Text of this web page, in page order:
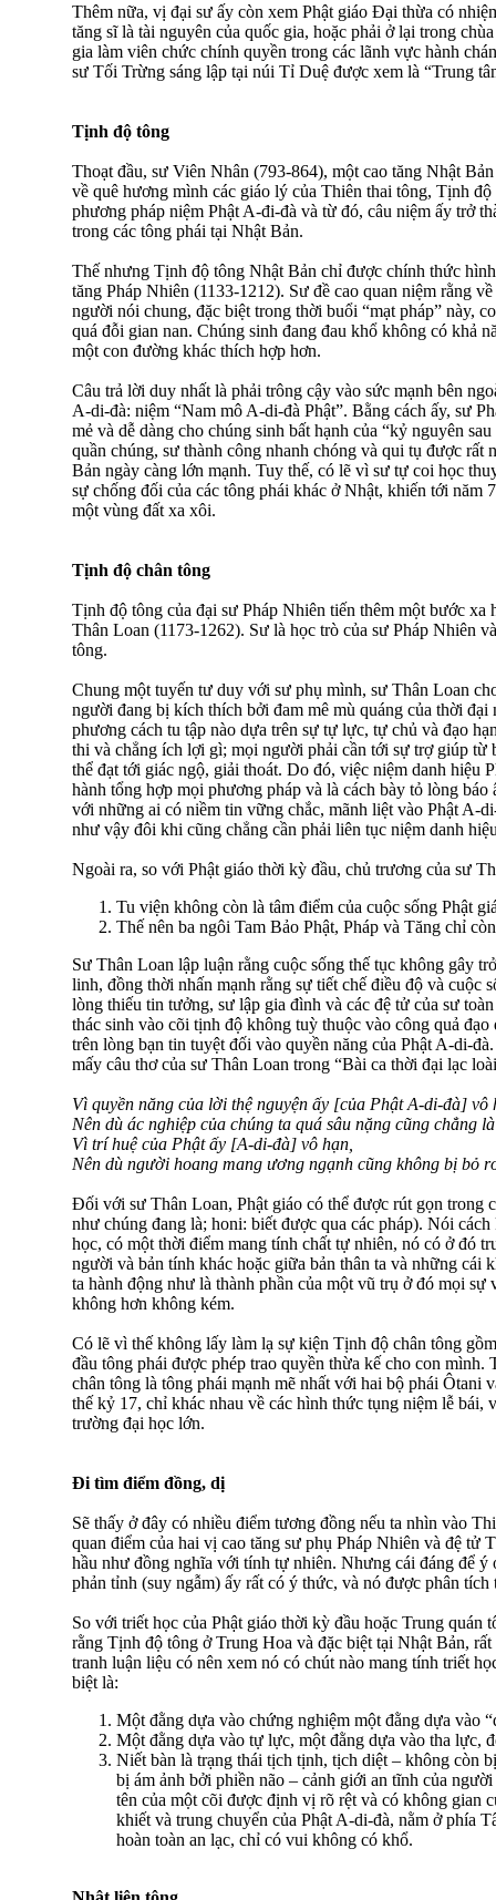
Thêm nữa, vị đại sư ấy còn xem Phật giáo Ðại thừa có
tăng sĩ là tài nguyên của quốc gia, hoặc phải ở lại trong
gia làm viên chức chính quyền trong các lãnh vực hành
sư Tối Trừng sáng lập tại núi Tỉ Duệ được xem là “Trung
Tịnh độ tông
Thoạt đầu, sư Viên Nhân (793-864), một cao tăng Nhật
về quê hương mình các giáo lý của Thiên thai tông, Tịnh
phương pháp niệm Phật A-đi-đà và từ đó, câu niệm ấy trở
trong các tông phái tại Nhật Bản.
Thế nhưng Tịnh độ tông Nhật Bản chỉ được chính thức
tăng Pháp Nhiên (1133-1212). Sư đề cao quan niệm rằng
người nói chung, đặc biệt trong thời buổi “mạt pháp” này,
quá đỗi gian nan. Chúng sinh đang đau khổ không có khả
một con đường khác thích hợp hơn.
Câu trả lời duy nhất là phải trông cậy vào sức mạnh bên
A-di-đà: niệm “Nam mô A-di-đà Phật”. Bằng cách ấy, sư
mẻ và dễ dàng cho chúng sinh bất hạnh của “kỷ nguyên
quần chúng, sư thành công nhanh chóng và qui tụ được rất
Bản ngày càng lớn mạnh. Tuy thế, có lẽ vì sư tự coi học
sự chống đối của các tông phái khác ở Nhật, khiến tới năm
một vùng đất xa xôi.
Tịnh độ chân tông
Tịnh độ tông của đại sư Pháp Nhiên tiến thêm một bước xa
Thân Loan (1173-1262). Sư là học trò của sư Pháp Nhiên
tông.
Chung một tuyến tư duy với sư phụ mình, sư Thân Loan
người đang bị kích thích bởi đam mê mù quáng của thời
phương cách tu tập nào dựa trên sự tự lực, tự chủ và đạo
thi và chẳng ích lợi gì; mọi người phải cần tới sự trợ giúp từ
thể đạt tới giác ngộ, giải thoát. Do đó, việc niệm danh hiệu
hành tổng hợp mọi phương pháp và là cách bày tỏ lòng
với những ai có niềm tin vững chắc, mãnh liệt vào Phật A-
như vậy đôi khi cũng chẳng cần phải liên tục niệm danh
Ngoài ra, so với Phật giáo thời kỳ đầu, chủ trương của sư
Tu viện không còn là tâm điểm của cuộc sống Phật
Thế nên ba ngôi Tam Bảo Phật, Pháp và Tăng chỉ
Sư Thân Loan lập luận rằng cuộc sống thế tục không gây
linh, đồng thời nhấn mạnh rằng sự tiết chế điều độ và cuộc
lòng thiếu tin tưởng, sư lập gia đình và các đệ tử của sư
thác sinh vào cõi tịnh độ không tuỳ thuộc vào công quả đạo
trên lòng bạn tin tuyệt đối vào quyền năng của Phật A-di-
mấy câu thơ của sư Thân Loan trong “Bài ca thời đại lạc
Vì quyền năng của lời thệ nguyện ấy [của Phật A-di-đà] vô
Nên dù ác nghiệp của chúng ta quá sâu nặng cũng chẳng
Vì trí huệ của Phật ấy [A-di-đà] vô hạn,
Nên dù người hoang mang ương ngạnh cũng không bị bỏ
Ðối với sư Thân Loan, Phật giáo có thể được rút gọn trong
như chúng đang là; honi: biết được qua các pháp). Nói
học, có một thời điểm mang tính chất tự nhiên, nó có ở đó
người và bản tính khác hoặc giữa bản thân ta và những cái
ta hành động như là thành phần của một vũ trụ ở đó mọi
không hơn không kém.
Có lẽ vì thế không lấy làm lạ sự kiện Tịnh độ chân tông
đầu tông phái được phép trao quyền thừa kế cho con
chân tông là tông phái mạnh mẽ nhất với hai bộ phái Ôtani
thế kỷ 17, chỉ khác nhau về các hình thức tụng niệm lễ bái,
trường đại học lớn.
Ði tìm điểm đồng, dị
Sẽ thấy ở đây có nhiều điểm tương đồng nếu ta nhìn vào
quan điểm của hai vị cao tăng sư phụ Pháp Nhiên và đệ tử
hầu như đồng nghĩa với tính tự nhiên. Nhưng cái đáng để
phản tỉnh (suy ngẫm) ấy rất có ý thức, và nó được phân tích
So với triết học của Phật giáo thời kỳ đầu hoặc Trung quán
rằng Tịnh độ tông ở Trung Hoa và đặc biệt tại Nhật Bản,
tranh luận liệu có nên xem nó có chút nào mang tính triết
biệt là:
Một đằng dựa vào chứng nghiệm một đằng dựa vào
Một đằng dựa vào tự lực, một đằng dựa vào tha lực,
Niết bàn là trạng thái tịch tịnh, tịch diệt – không còn
bị ám ảnh bởi phiền não – cảnh giới an tĩnh của
tên của một cõi được định vị rõ rệt và có không gian
khiết và trung chuyển của Phật A-di-đà, nằm ở phía
hoàn toàn an lạc, chỉ có vui không có khổ.